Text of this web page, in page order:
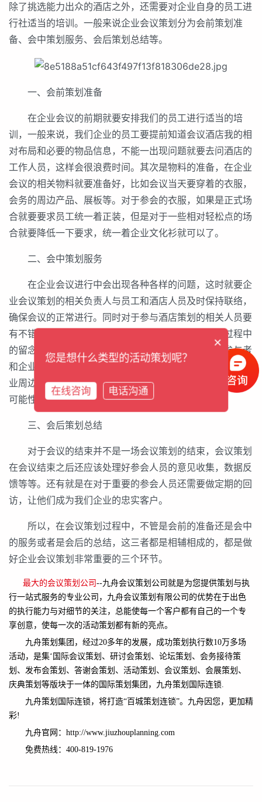
除了挑选能力出众的酒店之外，还需要对企业自身的员工进
行社适当的培训。一般来说企业会议策划分为会前策划准
备、会中策划服务、会后策划总结等。
一、会前策划准备
在企业会议的前期就要安排我们的员工进行适当的培
训，一般来说，我们企业的员工要提前知道会议酒店我的相
对布局和必要的物品信息，不能一出现问题就要去问酒店的
工作人员，这样会很浪费时间。其次是物料的准备，在企业
会议的相关物料就要准备好，比如会议当天要穿着的衣服，
会务的周边产品、展板等。对于参会的衣服，如果是正式场
合就要要求员工统一着正装，但是对于一些相对轻松点的场
合就要降低一下要求，统一着企业文化衫就可以了。
二、会中策划服务
在企业会议进行中会出现各种各样的问题，这时就要企
业会议策划的相关负责人与员工和酒店人员及时保持联络，
确保会议的正常进行。同时对于参与酒店策划的相关人员要
有不错的组织能力和执行力，并且在企业会议举办的过程中
的留念活动，在企业会议策划过程中应该注意会议的参与者
和企业之间的美好会议参照物。比如签字墙、签字T恤、企
业周边定制的小纪念品等。这能加大与会者成为潜在客户的
可能性。
三、会后策划总结
对于会议的结束并不是一场会议策划的结束，会议策划
在会议结束之后还应该处理好参会人员的意见收集，数据反
馈等等。还有就是在对于重要的参会人员还需要做定期的回
访，让他们成为我们企业的忠实客户。
所以，在会议策划过程中，不管是会前的准备还是会中
的服务或者是会后的总结，这三者都是相辅相成的，都是做
好企业会议策划非常重要的三个环节。
最大的会议策划公司 --九舟会议策划公司就是为您提供策划与执
行一站式服务的专业公司，九舟会议策划有限公司的优势在于出色
的执行能力与对细节的关注，总能使每一个客户都有自己的一个专
享创意，使每一次的活动策划都有新的亮点。
九舟策划集团，经过20多年的发展，成功策划执行数10万多场
活动，是集‘国际会议策划、研讨会策划、论坛策划、会务接待策
划、发布会策划、答谢会策划、活动策划、会议策划、会展策划、
庆典策划等版块于一体的国际策划集团，九舟策划国际连锁.
九舟策划国际连锁，将打造“百城策划连锁”。九舟因您，更加精
彩!
九舟官网：http://www.jiuzhouplanning.com
免费热线：400-819-1976
×
您是想什么类型的活动策划呢？
在线咨询 电话沟通